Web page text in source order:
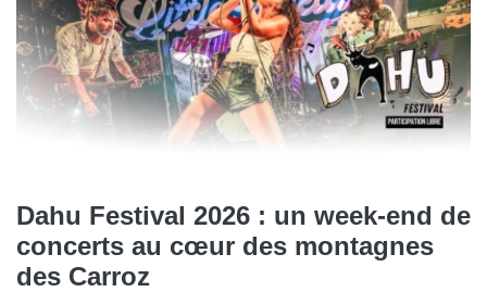
Dahu Festival 2026 : un week-end de
concerts au cœur des montagnes
des Carroz